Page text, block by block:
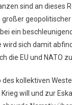
sind an dieses
großer
ein
wird sich damit
die EU und NATO
des kollektiven
will und zur